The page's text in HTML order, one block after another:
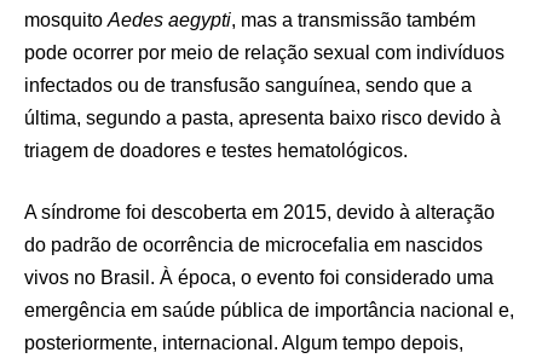
mosquito Aedes aegypti, mas a transmissão também
pode ocorrer por meio de relação sexual com indivíduos
infectados ou de transfusão sanguínea, sendo que a
última, segundo a pasta, apresenta baixo risco devido à
triagem de doadores e testes hematológicos.
A síndrome foi descoberta em 2015, devido à alteração
do padrão de ocorrência de microcefalia em nascidos
vivos no Brasil. À época, o evento foi considerado uma
emergência em saúde pública de importância nacional e,
posteriormente, internacional. Algum tempo depois,